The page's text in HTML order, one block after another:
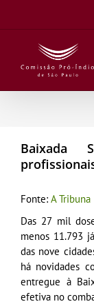
conteúdo
Baixada
Fonte: A Tribuna
Das 27 mil
menos 11.793
das nove
há novidades
entregue à
efetiva no